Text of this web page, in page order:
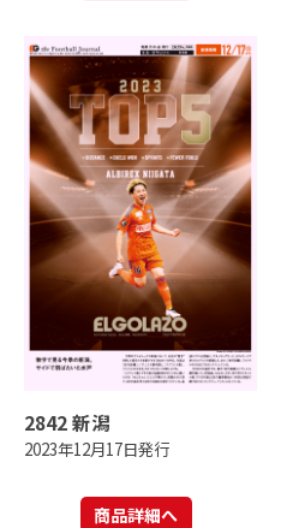
2842 新潟
2023年12月17日発行
商品詳細へ